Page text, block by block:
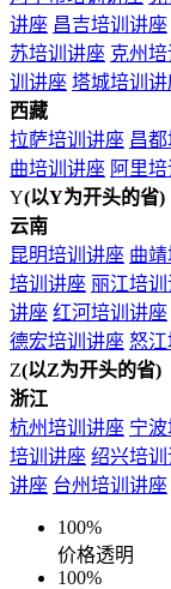
讲座 昌吉培训讲座
苏培训讲座 克州
训讲座 塔城培训讲
西藏
拉萨培训讲座 昌
曲培训讲座 阿里
Y(以Y为开头的省)
云南
昆明培训讲座 曲
培训讲座 丽江培
讲座 红河培训讲座
德宏培训讲座 怒
Z(以Z为开头的省)
浙江
杭州培训讲座 宁
培训讲座 绍兴培
讲座 台州培训讲座
100%
价格透明
100%